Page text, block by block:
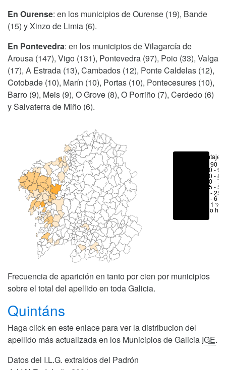
En Ourense: en los municipios de Ourense (19), Bande
(15) y Xinzo de Limia (6).
En Pontevedra: en los municipios de Vilagarcía de
Arousa (147), Vigo (131), Pontevedra (97), Poio (33), Valga
(17), A Estrada (13), Cambados (12), Ponte Caldelas (12),
Cotobade (10), Marín (10), Portas (10), Pontecesures (10),
Barro (9), Meis (9), O Grove (8), O Porriño (7), Cerdedo (6)
y Salvaterra de Miño (6).
Porcentajes
> 90 %
80 -
70 -
50 -
25 -
6 - 25
1 - 6 %
< 1 %
No hay
Frecuencia de aparición en tanto por cien por municipios
sobre el total del apellido en toda Galicia.
Quintáns
Haga click en este enlace para ver la distribucion del
apellido más actualizada en los Municipios de Galicia IGE.
Datos del I.L.G. extraidos del Padrón